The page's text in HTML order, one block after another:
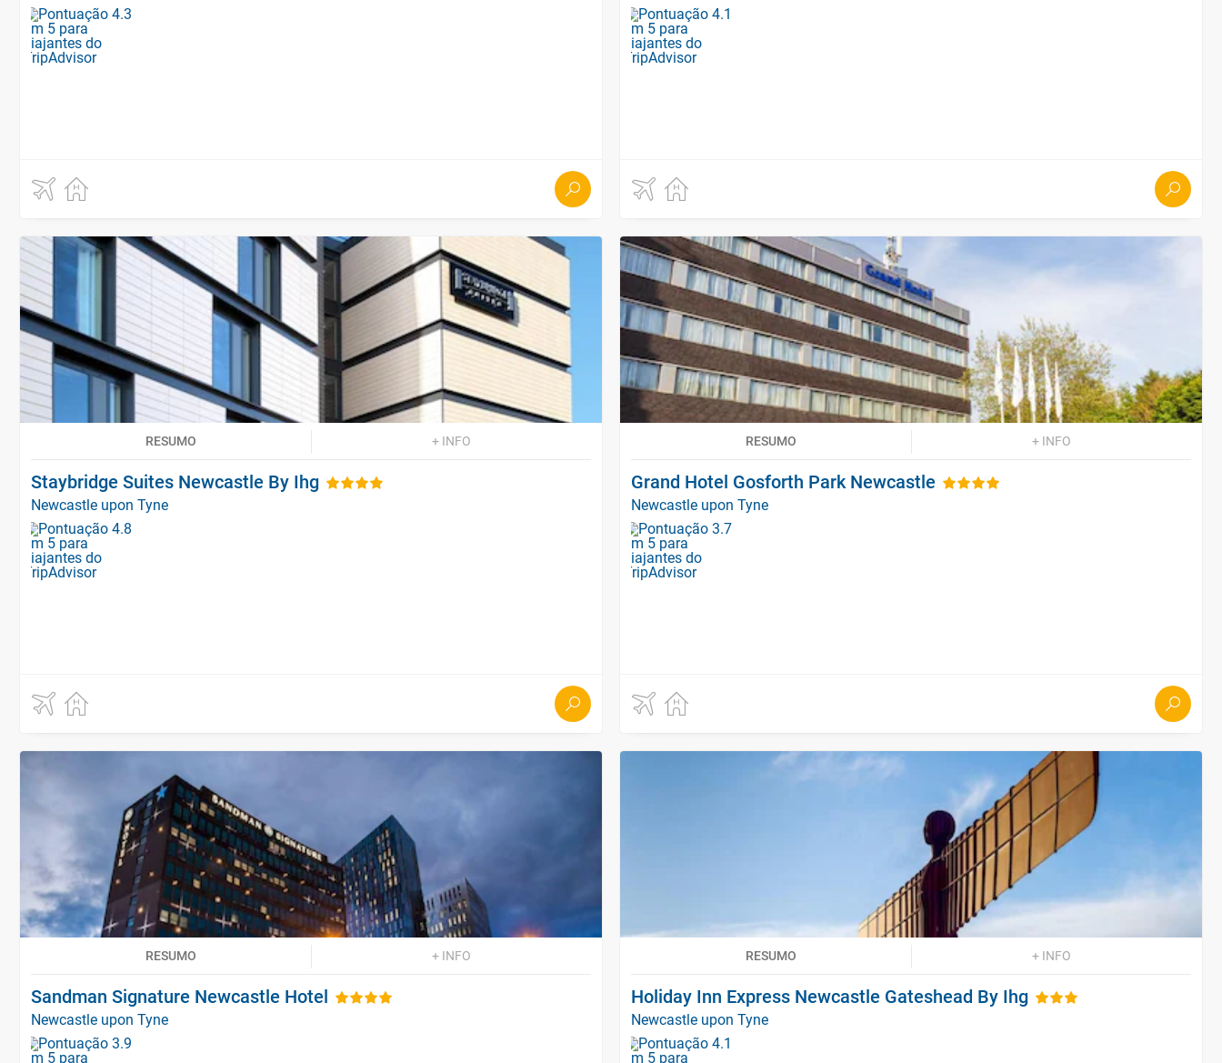
RESUMO + INFO
Staybridge Suites Newcastle By Ihg
Newcastle upon Tyne
RESUMO + INFO
Grand Hotel Gosforth Park Newcastle
Newcastle upon Tyne
RESUMO + INFO
Sandman Signature Newcastle Hotel
Newcastle upon Tyne
RESUMO + INFO
Holiday Inn Express Newcastle Gateshead By Ihg
Newcastle upon Tyne